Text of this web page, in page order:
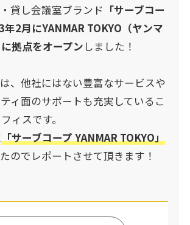
貸し会議室ブランド 「サーブコー
年2月にYANMAR TOKYO（ヤンマ
拠点をオープン しました！
、他社にはない豊富なサービスや
ィ面のサポートも充実しているこ
ィスです。
「サーブコープ YANMAR TOKYO」
のでレポートさせて頂きます！